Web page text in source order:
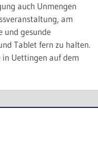
auch Unmengen
am
und gesunde
Tablet fern zu halten.
Uettingen auf dem